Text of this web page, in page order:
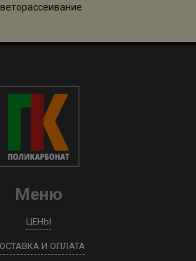
Меню
ЦЕНЫ
И ОПЛАТА